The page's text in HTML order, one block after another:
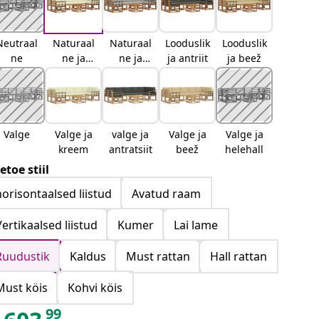
ne
Naturaal
ne ja
kreemjas
Naturaal
ne ja
helehall
Looduslik
ja antriit
Looduslik
ja beež
Valge
Valge ja
kreem
valge ja
antratsiit
Valge ja
beež
Valge ja
helehall
stiil
liistud
Avatud raam
liistud
Kumer
Lai lame
Kaldus Must rattan
Hall rattan
köis
Kohvi köis
99